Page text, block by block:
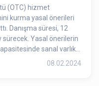
(OTC) hizmet
kurma yasal önerileri
Danışma süresi, 12
sürecek. Yasal önerilerin
sanal varlık
Gümrük ve Vergi
08.02.2024